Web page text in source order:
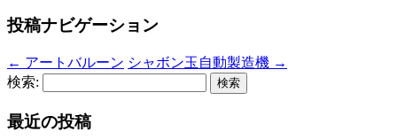
投稿ナビゲーション
← アートバルーン シャボン玉自動製造機 →
検索:
最近の投稿